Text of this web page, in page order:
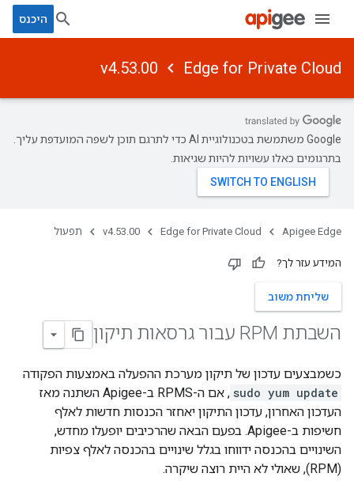
היכנס
Edge for Private Cloud
v4.53.00
‫Google משתמשת בטכנולוגיית AI כדי לתרגם תוכן לשפה המועדפת עליך.
בתרגומים כאלו עשויות להיות שגיאות.
Apigee Edge
Edge for Private Cloud
v4.53.00 תפעול
המידע עזר לך?
שליחת משוב
השבתת RPM עבור גרסאות תיקון
כשמבצעים עדכון של תיקון מערכת ההפעלה באמצעות הפקודה
sudo yum update
, אם ה-RPMS ב-Apigee השתנה מאז
העדכון האחרון, עדכון התיקון יאחזר הכנסות חדשות לאלף
חשיפות ב-Apigee. בפעם הבאה שהרכיבים יופעלו מחדש,
השינויים בהכנסה ידווחו בגלל שינויים בהכנסה לאלף צפיות
(RPM), שאולי לא היית רוצה שיקרה.